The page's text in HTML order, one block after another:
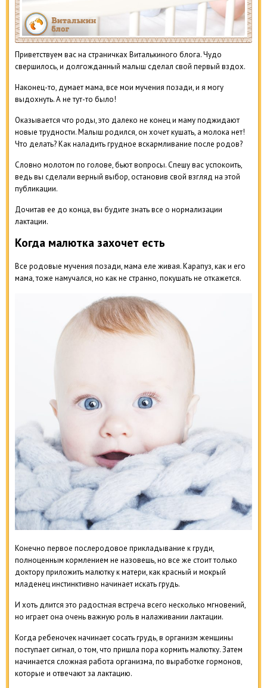
Приветствуем вас на страничках Виталькиного блога. Чудо
свершилось, и долгожданный малыш сделал свой первый вздох.
Наконец-то, думает мама, все мои мучения позади, и я могу
выдохнуть. А не тут-то было!
Оказывается что роды, это далеко не конец и маму поджидают
новые трудности. Малыш родился, он хочет кушать, а молока нет!
Что делать? Как наладить грудное вскармливание после родов?
Словно молотом по голове, бьют вопросы. Спешу вас успокоить,
ведь вы сделали верный выбор, остановив свой взгляд на этой
публикации.
Дочитав ее до конца, вы будите знать все о нормализации
лактации.
Когда малютка захочет есть
Все родовые мучения позади, мама еле живая. Карапуз, как и его
мама, тоже намучался, но как не странно, покушать не откажется.
Конечно первое послеродовое прикладывание к груди,
полноценным кормлением не назовешь, но все же стоит только
доктору приложить малютку к матери, как красный и мокрый
младенец инстинктивно начинает искать грудь.
И хоть длится это радостная встреча всего несколько мгновений,
но играет она очень важную роль в налаживании лактации.
Когда ребеночек начинает сосать грудь, в организм женщины
поступает сигнал, о том, что пришла пора кормить малютку. Затем
начинается сложная работа организма, по выработке гормонов,
которые и отвечают за лактацию.